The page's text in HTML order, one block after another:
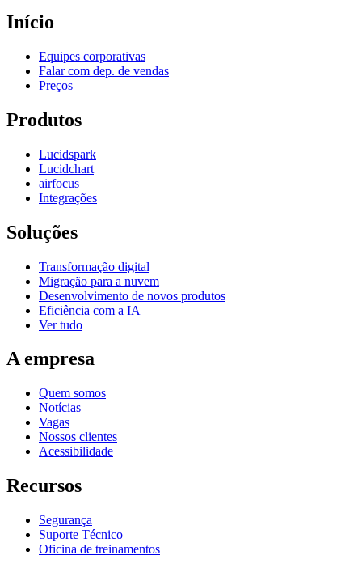
Início
Equipes corporativas
Falar com dep. de vendas
Preços
Produtos
Lucidspark
Lucidchart
airfocus
Integrações
Soluções
Transformação digital
Migração para a nuvem
Desenvolvimento de novos produtos
Eficiência com a IA
Ver tudo
A empresa
Quem somos
Notícias
Vagas
Nossos clientes
Acessibilidade
Recursos
Segurança
Suporte Técnico
Oficina de treinamentos